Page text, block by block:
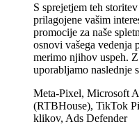
S sprejetjem teh
prilagojene vašim
promocije za naše
osnovi vašega vedenja
merimo njihov uspeh.
uporabljamo naslednje
Meta-Pixel, Microsoft
(RTBHouse), TikTok
klikov, Ads Defender